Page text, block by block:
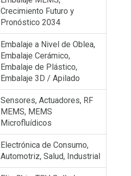
Crecimiento Futuro y
Pronóstico 2034
Embalaje a Nivel de Oblea,
Embalaje Cerámico,
Embalaje de Plástico,
Embalaje 3D / Apilado
Sensores, Actuadores, RF
MEMS, MEMS
Microfluídicos
Electrónica de Consumo,
Automotriz, Salud, Industrial